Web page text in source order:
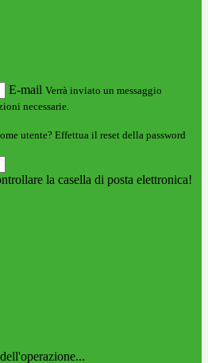
E-mail Verrà inviato un messaggio
necessarie.
utente? Effettua il reset della password
la casella di posta elettronica!